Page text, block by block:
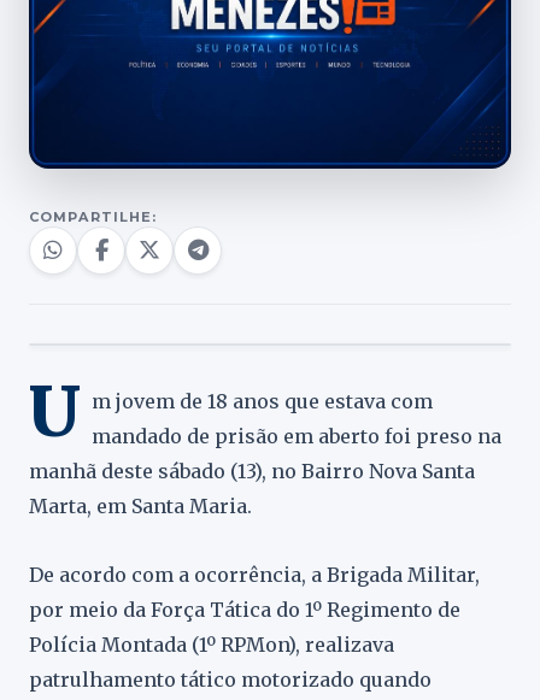
COMPARTILHE:
U m jovem de 18 anos que estava com
mandado de prisão em aberto foi preso na
manhã deste sábado (13), no Bairro Nova Santa
Marta, em Santa Maria.
De acordo com a ocorrência, a Brigada Militar,
por meio da Força Tática do 1º Regimento de
Polícia Montada (1º RPMon), realizava
patrulhamento tático motorizado quando